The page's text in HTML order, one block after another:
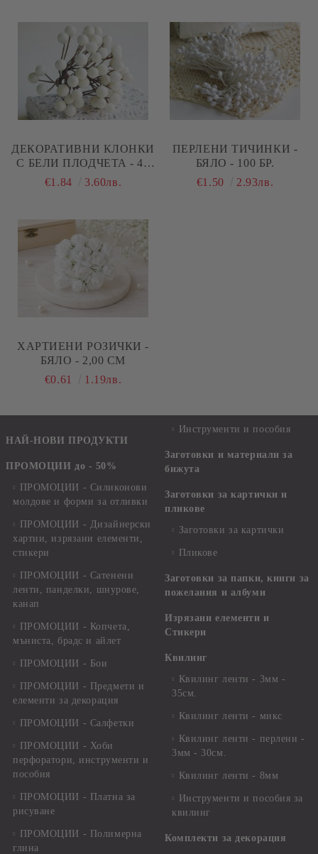
ДЕКОРАТИВНИ КЛОНКИ
С БЕЛИ ПЛОДЧЕТА - 40
БР.
€1.84 3.60лв.
ПЕРЛЕНИ ТИЧИНКИ -
БЯЛО - 100 БР.
€1.50
2.93лв.
ХАРТИЕНИ РОЗИЧКИ -
БЯЛО - 2,00 СМ
€0.61
1.19лв.
НАЙ-НОВИ ПРОДУКТИ
ПРОМОЦИИ до - 50%
ПРОМОЦИИ - Силиконови
молдове и форми за отливки
ПРОМОЦИИ - Дизайнерски
хартии, изрязани елементи,
стикери
ПРОМОЦИИ - Сатенени
ленти, панделки, шнурове,
канап
ПРОМОЦИИ - Копчета,
мъниста, брадс и айлет
ПРОМОЦИИ - Бои
ПРОМОЦИИ - Предмети и
елементи за декорация
ПРОМОЦИИ - Салфетки
ПРОМОЦИИ - Хоби
перфоратори, инструменти и
пособия
ПРОМОЦИИ - Платна за
рисуване
ПРОМОЦИИ - Полимерна
глина
Инструменти и пособия
Заготовки и материали за
бижута
Заготовки за картички и
пликове
Заготовки за картички
Пликове
Заготовки за папки, книги за
пожелания и албуми
Изрязани елементи и
Стикери
Квилинг
Квилинг ленти - 3мм -
35см.
Квилинг ленти - микс
Квилинг ленти - перлени -
3мм - 30см.
Квилинг ленти - 8мм
Инструменти и пособия за
квилинг
Комплекти за декорация